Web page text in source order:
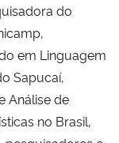
do
em Linguagem
Sapucaí,
Análise de
no Brasil,